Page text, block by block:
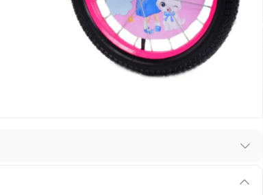
intactos y sin uso, tal como te lo entregamos. Ten